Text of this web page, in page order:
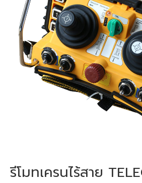
รีโมทเครนไร้สาย